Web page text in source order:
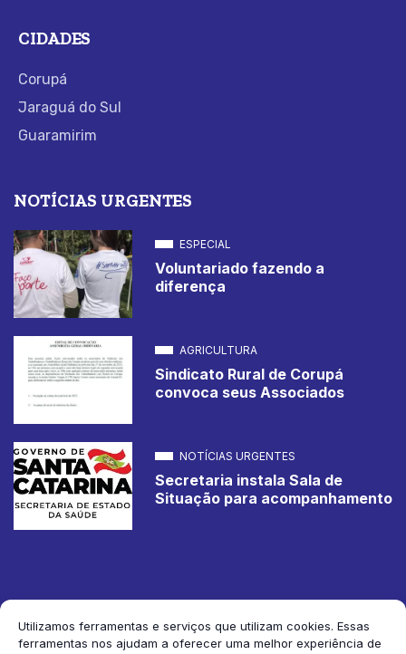
Utilizamos ferramentas e serviços que utilizam cookies. Essas
ferramentas nos ajudam a oferecer uma melhor experiência de
CIDADES
Corupá
Jaraguá do Sul
Guaramirim
NOTÍCIAS URGENTES
ESPECIAL
Voluntariado fazendo a
diferença
AGRICULTURA
Sindicato Rural de Corupá
convoca seus Associados
NOTÍCIAS URGENTES
Secretaria instala Sala de
Situação para acompanhamento
2026 Jornal de Corupá. Todos os direitos reservados.